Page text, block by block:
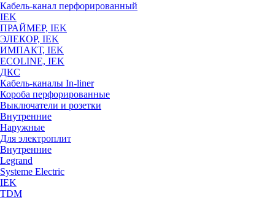
Кабель-канал перфорированный
IEK
ПРАЙМЕР, IEK
ЭЛЕКОР, IEK
ИМПАКТ, IEK
ECOLINE, IEK
ДКС
Кабель-каналы In-liner
Короба перфорированные
Выключатели и розетки
Внутренние
Наружные
Для электроплит
Внутренние
Legrand
Systeme Electric
IEK
TDM